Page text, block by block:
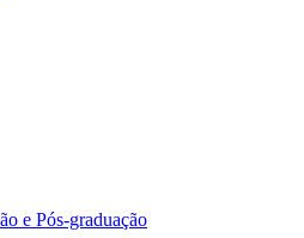
e Pós-graduação